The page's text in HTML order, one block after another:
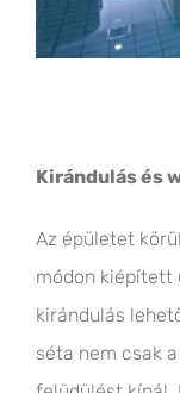
Kirándulás és
Az épületet
módon kiépített
kirándulás
séta nem csak